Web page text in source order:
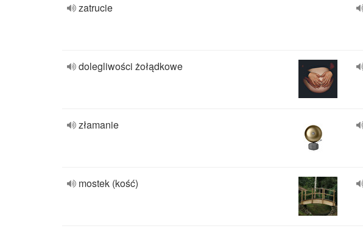
zatrucie
dolegliwości żołądkowe
złamanie
mostek (kość)